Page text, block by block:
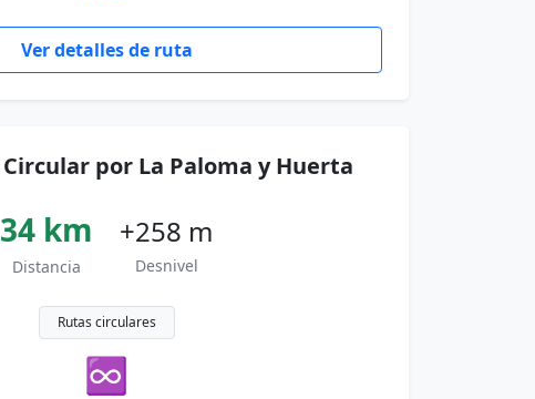
Ver detalles de ruta
Circular por La Paloma y Huerta
34 km
Distancia
+258 m
Desnivel
Rutas circulares
♾